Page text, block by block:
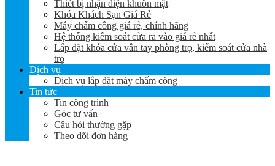
Thiết bị nhận diện khuôn mặt
Khóa Khách Sạn Giá Rẻ
Máy chấm công giá rẻ, chính hãng
Hệ thống kiểm soát cửa ra vào giá rẻ nhất
Lắp đặt khóa cửa vân tay phòng trọ, kiểm soát cửa nhà
trọ
Dịch vụ
Dịch vụ lắp đặt máy chấm công
Tin tức
Tin công trình
Góc tư vấn
Câu hỏi thường gặp
Theo dõi đơn hàng